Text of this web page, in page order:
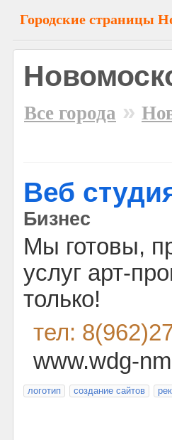
Городские страницы
Все города »
Веб
Бизнес
Мы готовы,
услуг арт-
только!
тел:
www.wdg-
логотип создание сайтов